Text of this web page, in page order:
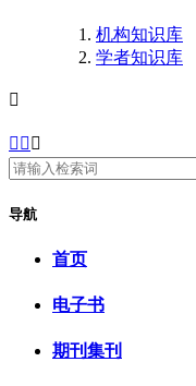
机构知识库
学者知识库

  
导航
首页
电子书
期刊集刊